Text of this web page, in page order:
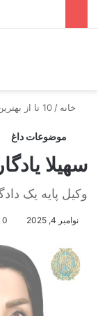
خانه / 10 تا از بهترین وکیل کرمانشاه 🥇【آپدیت جدید】
موضوعات داغ
سهیلا
وکیل پایه یک
نوامبر 4, 2025 0